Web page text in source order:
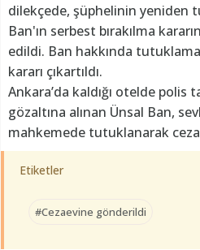
dilekçede, şüphelinin yeniden
Ban'ın serbest bırakılma
edildi. Ban hakkında
kararı çıkartıldı.
Ankara’da kaldığı otelde polis
gözaltına alınan Ünsal Ban,
mahkemede tutuklanarak
Etiketler
#Cezaevine gönderildi